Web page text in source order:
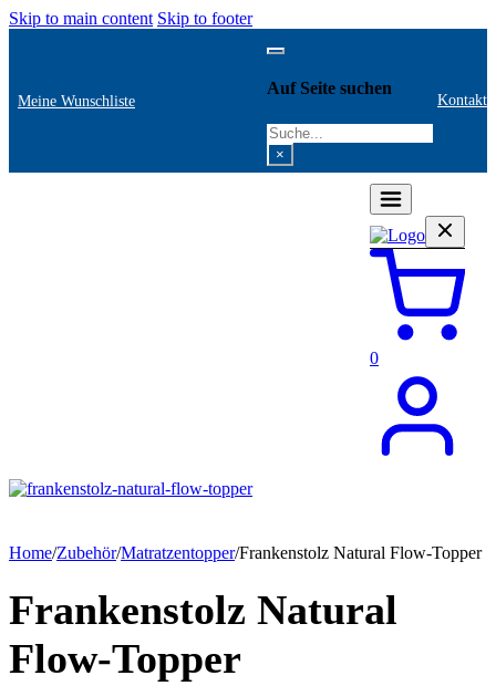
Skip to main content Skip to footer
Meine Wunschliste
Auf Seite suchen
Search
×
Kontakt
0
Home/Zubehör/Matratzentopper/Frankenstolz Natural Flow-Topper
Frankenstolz Natural
Flow-Topper